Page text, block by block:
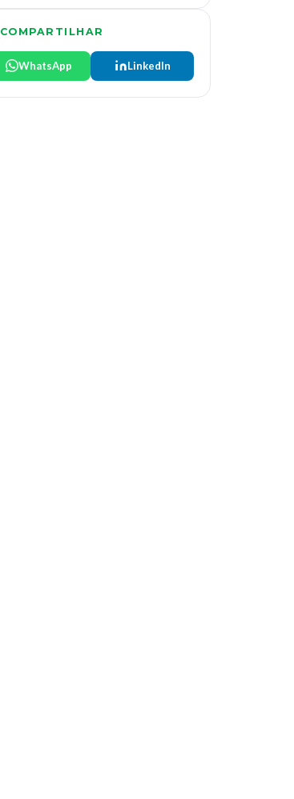
COMPARTILHAR
WhatsApp LinkedIn